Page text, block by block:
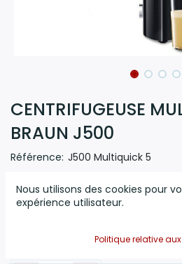
CENTRIFUGEUSE
BRAUN J500
Référence: J500 Multiquick 5
IdentityCollection Juicer 900W 2
Inox Bec Anti Gouttes
Nous utilisons des cookies pour
expérience utilisateur.
Politique relative